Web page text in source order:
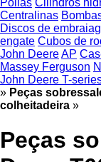
Polias Cilindros
Centralinas
Discos de
engate Cubos de
John DeereAP
Massey Ferguson
John Deere T-
» Peças
colheitadeira »
Peças